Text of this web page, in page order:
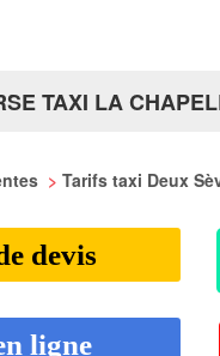
TAXI LA
> Tarifs taxi Deux
devis
ligne